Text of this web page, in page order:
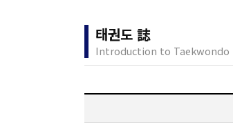
태권도 誌
Introduction to Taekwondo